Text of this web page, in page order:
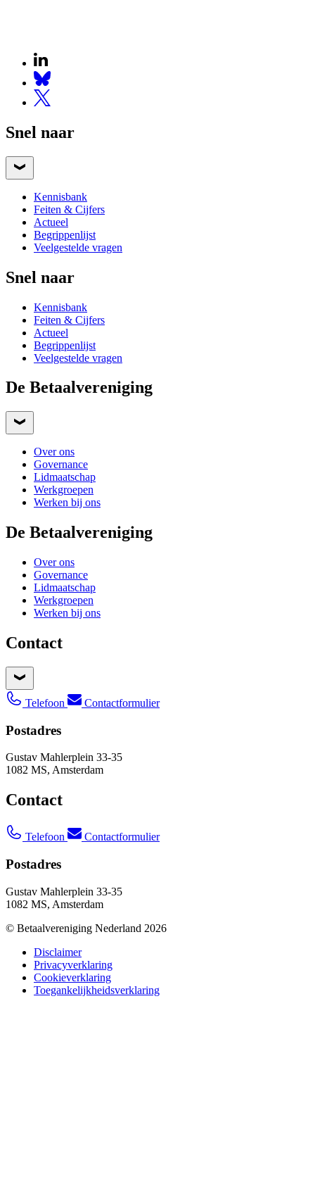
Snel naar
Kennisbank
Feiten & Cijfers
Actueel
Begrippenlijst
Veelgestelde vragen
Snel naar
Kennisbank
Feiten & Cijfers
Actueel
Begrippenlijst
Veelgestelde vragen
De Betaalvereniging
Over ons
Governance
Lidmaatschap
Werkgroepen
Werken bij ons
De Betaalvereniging
Over ons
Governance
Lidmaatschap
Werkgroepen
Werken bij ons
Contact
Telefoon Contactformulier
Postadres
Gustav Mahlerplein 33-35
1082 MS, Amsterdam
Contact
Telefoon Contactformulier
Postadres
Gustav Mahlerplein 33-35
1082 MS, Amsterdam
© Betaalvereniging Nederland 2026
Disclaimer
Privacyverklaring
Cookieverklaring
Toegankelijkheidsverklaring